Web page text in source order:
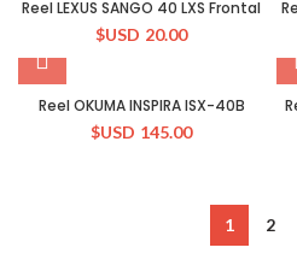
Reel LEXUS SANGO 40 LXS Frontal
$USD 20.00
Reel OKUMA INSPIRA ISX-40B
$USD 145.00
1 2